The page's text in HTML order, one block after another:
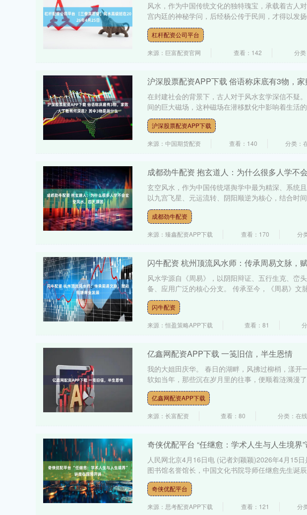
风水，作为中国传统文化的独特瑰宝，承载着古人
宫内廷的神秘学问，后经杨公传于民间，才得以发
杠杆配资公司平台
来源：巨富配资官网 查看：142 分
沪深股票配资APP下载 俗语称床底有3物，
在封建社会的背景下，古人对于风水玄学深信不疑
间的巨大磁场，这种磁场在潜移默化中影响着生活
沪深股票配资APP下载
来源：中国期货配资 查看：140 分类：
成都劲牛配资 抱玄道人：为什么很多人学不
玄空风水，作为中国传统堪舆学中最为精深、系统
以九宫飞星、元运流转、阴阳顺逆为核心，结合时
成都劲牛配资
来源：臻鑫配资APP下载 查看：170 分
闪牛配资 杭州顶流风水师：传承周易文脉，
风水学源自《周易》，以阴阳辩证、五行生克、峦
备、应用广泛的核心分支。 传承至今，《周易》文
闪牛配资
来源：恒盈策略APP下载 查看：81
亿鑫网配资APP下载 一笺旧信，半生恩情
我的大姐田庆华。 春日的湖畔，风拂过柳梢，漾开
软如当年，那些沉在岁月里的往事，便顺着涟漪漫
亿鑫网配资APP下载
来源：长富配资 查看：80 分类：在
奇侠优配平台 “任继愈：学术人生与人生境界
人民网北京4月16日电 (记者刘颖颖)2026年4月15
图书馆名誉馆长，中国文化书院导师任继愈先生诞
奇侠优配平台
来源：思考配资APP下载 查看：121 分